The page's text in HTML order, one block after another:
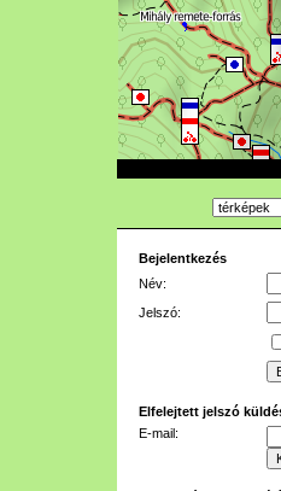
Bejelentkezés
Név:
Jelszó:
Elfelejtett jelszó
E-mail: